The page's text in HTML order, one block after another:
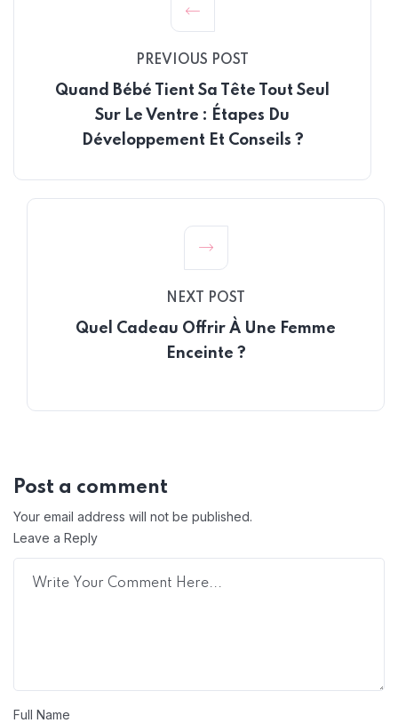
PREVIOUS POST
Quand Bébé Tient Sa Tête Tout Seul
Sur Le Ventre : Étapes Du
Développement Et Conseils ?
NEXT POST
Quel Cadeau Offrir À Une Femme
Enceinte ?
Post a comment
Your email address will not be published.
Leave a Reply
Full Name